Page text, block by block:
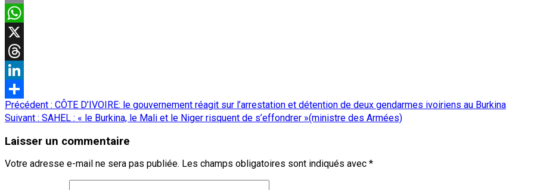
Email
WhatsApp
X
Threads
LinkedIn
Partager
Navigation
d’article
Précédent : CÔTE D’IVOIRE: le gouvernement réagit sur l’arrestation et détention de deux gendarmes ivoiriens au Burkina
Suivant : SAHEL : « le Burkina, le Mali et le Niger risquent de s’effondrer »(ministre des Armées)
Laisser un commentaire
Votre adresse e-mail ne sera pas publiée. Les champs obligatoires sont indiqués avec *